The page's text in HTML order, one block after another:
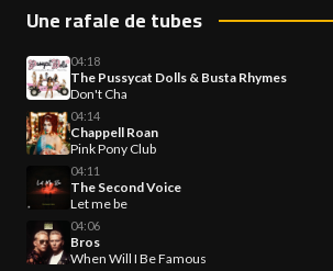
Une rafale de tubes
04:18
The Pussycat Dolls & Busta Rhymes
Don't Cha
04:14
Chappell Roan
Pink Pony Club
04:11
The Second Voice
Let me be
04:06
Bros
When Will I Be Famous